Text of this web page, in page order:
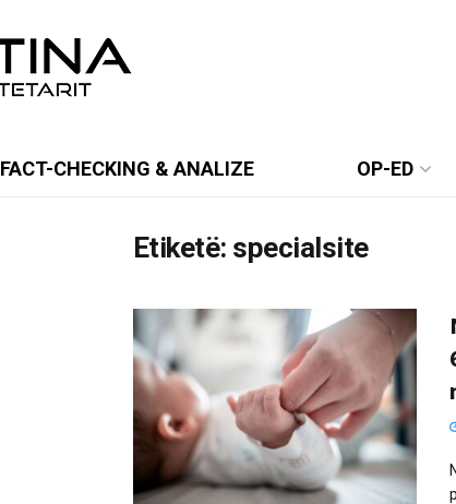
FACT-CHECKING & ANALIZE OP-ED
Etiketë: specialsite